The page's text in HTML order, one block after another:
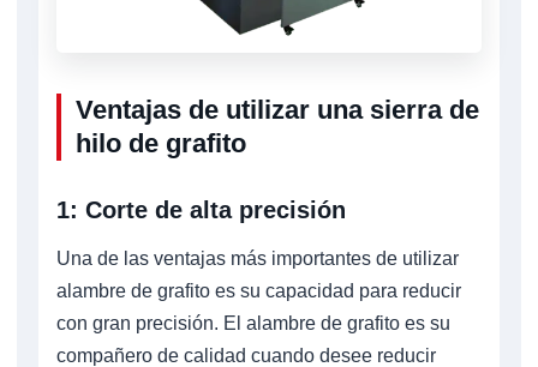
Ventajas de utilizar una sierra de
hilo de grafito
1: Corte de alta precisión
Una de las ventajas más importantes de utilizar
alambre de grafito es su capacidad para reducir
con gran precisión. El alambre de grafito es su
compañero de calidad cuando desee reducir